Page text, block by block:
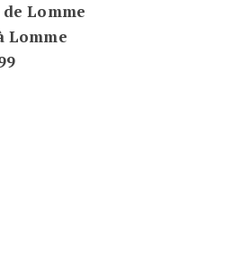
Lomme
Lomme